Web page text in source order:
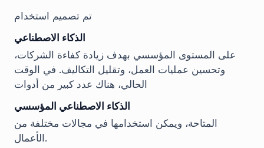
تم تصميم استخدام
الذكاء الاصطناعي
على المستوى المؤسسي بهدف زيادة كفاءة الشركات،
وتحسين عمليات العمل، وتقليل التكاليف. في الوقت
الحالي، هناك عدد كبير من أدوات
الذكاء الاصطناعي المؤسسي
المتاحة، ويمكن استخدامها في مجالات مختلفة من
الأعمال.